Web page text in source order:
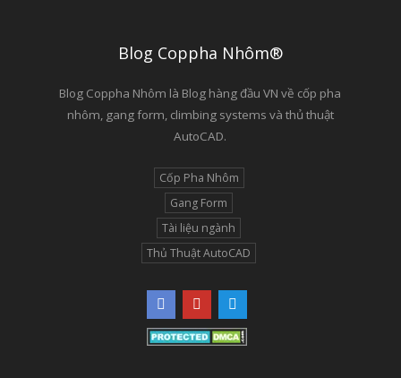
Blog Coppha Nhôm®
Blog Coppha Nhôm là Blog hàng đầu VN về cốp pha
nhôm, gang form, climbing systems và thủ thuật
AutoCAD.
Cốp Pha Nhôm
Gang Form
Tài liệu ngành
Thủ Thuật AutoCAD